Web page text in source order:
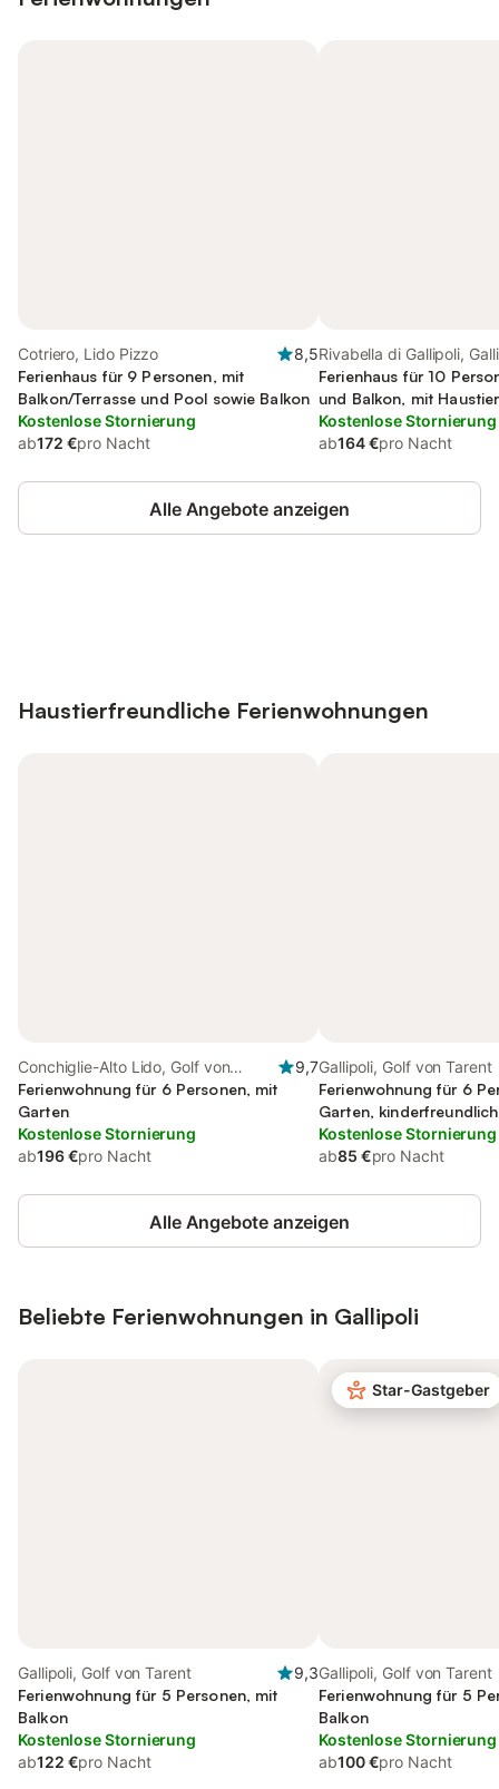
Cotriero, Lido Pizzo
8,5
Ferienhaus für 9 Personen, mit
Balkon/Terrasse und Pool sowie Balkon
Kostenlose Stornierung
ab172 €pro Nacht
Rivabella di Gallipoli,
Ferienhaus für 10
und Balkon, mit Haustier
Kostenlose Stornierung
ab164 €pro Nacht
Alle Angebote anzeigen
Haustierfreundliche Ferienwohnungen
Conchiglie-Alto Lido, Golf von
Tarent
9,7
Ferienwohnung für 6 Personen, mit
Garten
Kostenlose Stornierung
ab196 €pro Nacht
Gallipoli, Golf von Tarent
Ferienwohnung für 6
Garten, kinderfreundlich
Kostenlose Stornierung
ab85 €pro Nacht
Alle Angebote anzeigen
Beliebte Ferienwohnungen in Gallipoli
Gallipoli, Golf von Tarent
9,3
Ferienwohnung für 5 Personen, mit
Balkon
Kostenlose Stornierung
ab122 €pro Nacht
Star-Gastgeber
Gallipoli, Golf von Tarent
Ferienwohnung für 5
Balkon
Kostenlose Stornierung
ab100 €pro Nacht